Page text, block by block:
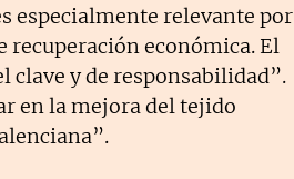
especialmente relevante por
económica. El
clave y de responsabilidad”.
en la mejora del tejido